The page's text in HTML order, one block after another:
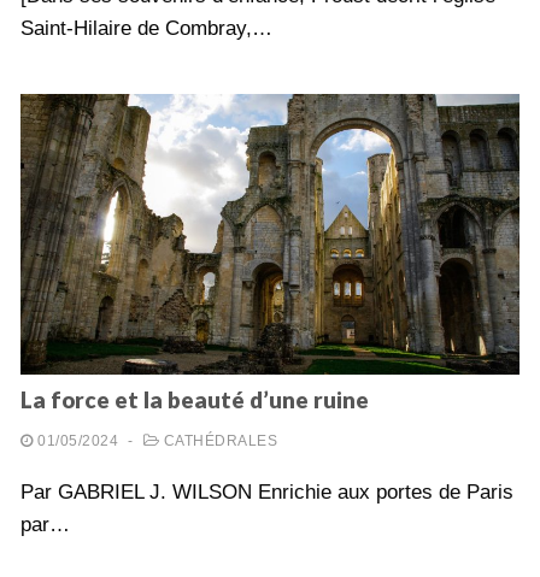
Saint-Hilaire de Combray,…
La force et la beauté d’une ruine
01/05/2024 - CATHÉDRALES
Par GABRIEL J. WILSON Enrichie aux portes de Paris
par…